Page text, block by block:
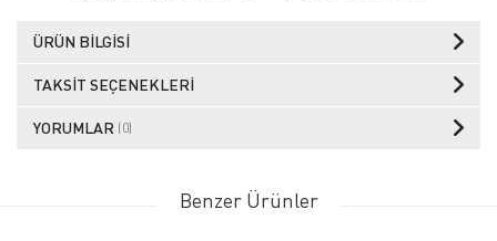
ÜRÜN BILGISI
TAKSIT SEÇENEKLERI
YORUMLAR (0)
Benzer Ürünler